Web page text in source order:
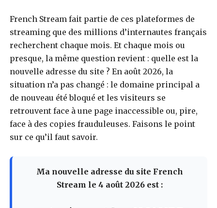
French Stream fait partie de ces plateformes de
streaming que des millions d’internautes français
recherchent chaque mois. Et chaque mois ou
presque, la même question revient : quelle est la
nouvelle adresse du site ? En août 2026, la
situation n’a pas changé : le domaine principal a
de nouveau été bloqué et les visiteurs se
retrouvent face à une page inaccessible ou, pire,
face à des copies frauduleuses. Faisons le point
sur ce qu’il faut savoir.
Ma nouvelle adresse du site French
Stream le 4 août 2026 est :